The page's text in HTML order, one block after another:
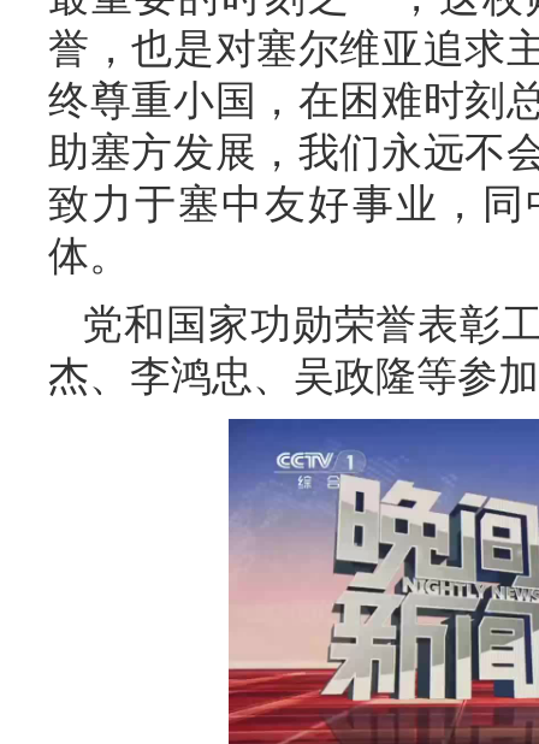
誉，也是对塞尔维亚追求
终尊重小国，在困难时刻
助塞方发展，我们永远不
致力于塞中友好事业，
体。
党和国家功勋荣誉表彰
杰、李鸿忠、吴政隆等参